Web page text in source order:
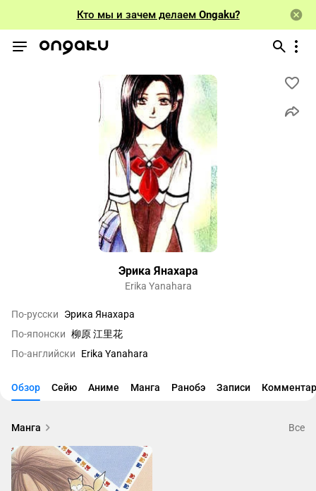
Кто мы и зачем делаем Ongaku?
Эрика Янахара
Erika Yanahara
По-русски
Эрика Янахара
По-японски 柳原 江里花
По-английски
Erika Yanahara
Обзор Сейю Аниме Манга Ранобэ Записи
Манга Все